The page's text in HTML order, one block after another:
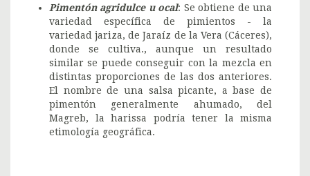
Pimentón agridulce u ocal: Se obtiene de una
variedad específica de pimientos - la
variedad jariza, de Jaraíz de la Vera (Cáceres),
donde se cultiva., aunque un resultado
similar se puede conseguir con la mezcla en
distintas proporciones de las dos anteriores.
El nombre de una salsa picante, a base de
pimentón generalmente ahumado, del
Magreb, la harissa podría tener la misma
etimología geográfica.